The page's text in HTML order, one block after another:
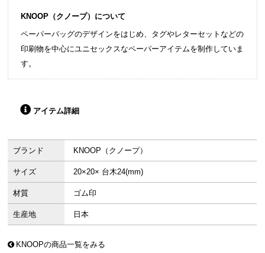
KNOOP（クノープ）について
ペーパーバッグのデザインをはじめ、タグやレターセットなどの
印刷物を中心にユニセックスなペーパーアイテムを制作していま
す。
アイテム詳細
ブランド KNOOP（クノープ）
サイズ 20×20× 台木24(mm)
材質 ゴム印
生産地 日本
KNOOPの商品一覧をみる